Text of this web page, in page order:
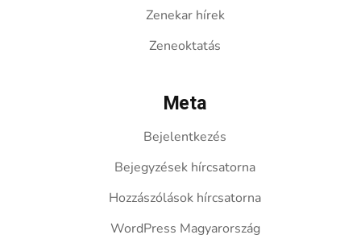
Zenekar hírek
Zeneoktatás
Meta
Bejelentkezés
Bejegyzések hírcsatorna
Hozzászólások hírcsatorna
WordPress Magyarország